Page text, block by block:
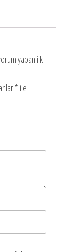
yapan ilk
* ile